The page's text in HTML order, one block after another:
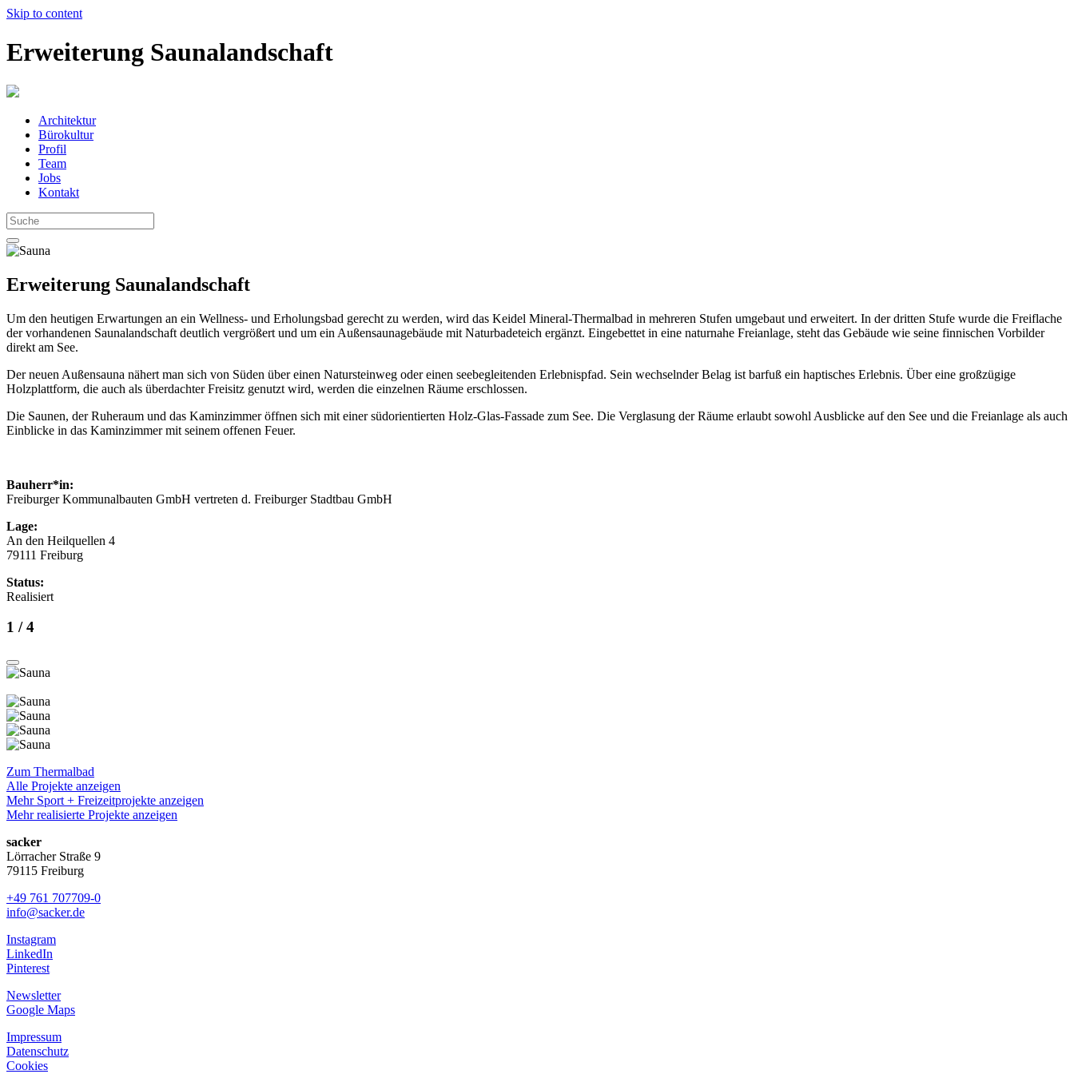
Skip to content
Erweiterung Saunalandschaft
Architektur
Bürokultur
Profil
Team
Jobs
Kontakt
Erweiterung Saunalandschaft
Um den heutigen Erwartungen an ein Wellness- und Erholungsbad gerecht zu werden, wird das Keidel Mineral-Thermalbad in mehreren Stufen umgebaut und erweitert. In der dritten Stufe wurde die Freiflache
der vorhandenen Saunalandschaft deutlich vergrößert und um ein Außensaunagebäude mit Naturbadeteich ergänzt. Eingebettet in eine naturnahe Freianlage, steht das Gebäude wie seine finnischen Vorbilder
direkt am See.
Der neuen Außensauna nähert man sich von Süden über einen Natursteinweg oder einen seebegleitenden Erlebnispfad. Sein wechselnder Belag ist barfuß ein haptisches Erlebnis. Über eine großzügige
Holzplattform, die auch als überdachter Freisitz genutzt wird, werden die einzelnen Räume erschlossen.
Die Saunen, der Ruheraum und das Kaminzimmer öffnen sich mit einer südorientierten Holz-Glas-Fassade zum See. Die Verglasung der Räume erlaubt sowohl Ausblicke auf den See und die Freianlage als auch
Einblicke in das Kaminzimmer mit seinem offenen Feuer.
Bauherr*in:
Freiburger Kommunalbauten GmbH vertreten d. Freiburger Stadtbau GmbH
Lage:
An den Heilquellen 4
79111 Freiburg
Status:
Realisiert
1 / 4
Zum Thermalbad
Alle Projekte anzeigen
Mehr Sport + Freizeitprojekte anzeigen
Mehr realisierte Projekte anzeigen
sacker
Lörracher Straße 9
79115 Freiburg
+49 761 707709-0
info@sacker.de
Instagram
LinkedIn
Pinterest
Newsletter
Google Maps
Impressum
Datenschutz
Cookies